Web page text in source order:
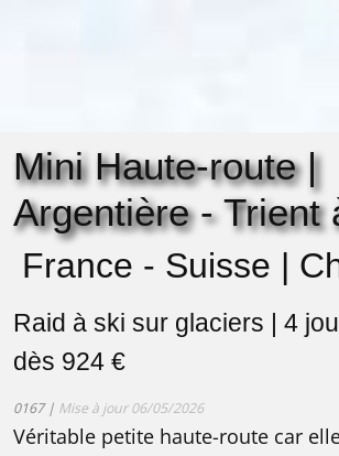
Mini Haute-route |
Argentière - Trient
France - Suisse |
Raid à ski sur glaciers | 4
dès 924 €
0167 | Mise à jour 06/05/2026
Véritable petite haute-route car